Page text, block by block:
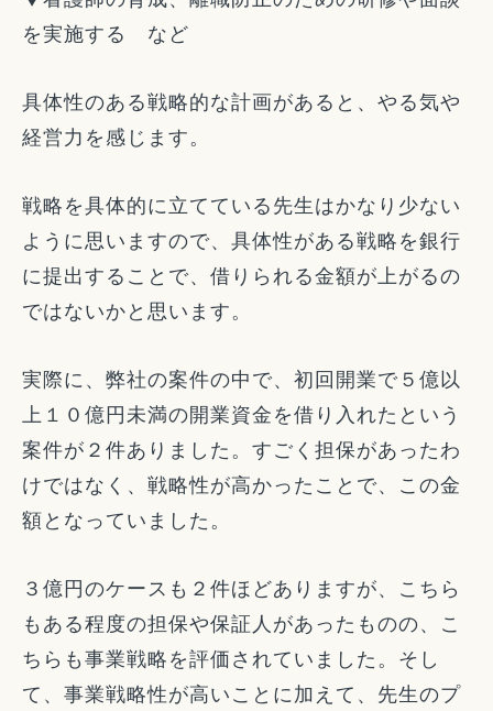
を実施する など
具体性のある戦略的な計画があると、やる気や
経営力を感じます。
戦略を具体的に立てている先生はかなり少ない
ように思いますので、具体性がある戦略を銀行
に提出することで、借りられる金額が上がるの
ではないかと思います。
実際に、弊社の案件の中で、初回開業で５億以
上１０億円未満の開業資金を借り入れたという
案件が２件ありました。すごく担保があったわ
けではなく、戦略性が高かったことで、この金
額となっていました。
３億円のケースも２件ほどありますが、こちら
もある程度の担保や保証人があったものの、こ
ちらも事業戦略を評価されていました。そし
て、事業戦略性が高いことに加えて、先生のプ